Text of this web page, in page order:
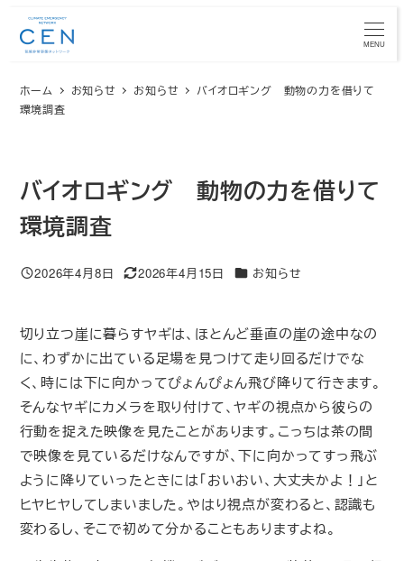
へ
移
MENU
ホーム お知らせ お知らせ
バイオロギング 動物の力を借りて
環境調査
バイオロギング 動物の力を借りて
環境調査
投稿日
2026年4月8日
更新日
2026年4月15日 カテゴリー
お知らせ
切り立つ崖に暮らすヤギは、ほとんど垂直の崖の途中なの
に、わずかに出ている足場を見つけて走り回るだけでな
く、時には下に向かってぴょんぴょん飛び降りて行きます。
そんなヤギにカメラを取り付けて、ヤギの視点から彼らの
行動を捉えた映像を見たことがあります。こっちは茶の間
で映像を見ているだけなんですが、下に向かってすっ飛ぶ
ように降りていったときには「おいおい、大丈夫かよ！」と
ヒヤヒヤしてしまいました。やはり視点が変わると、認識も
変わるし、そこで初めて分かることもありますよね。